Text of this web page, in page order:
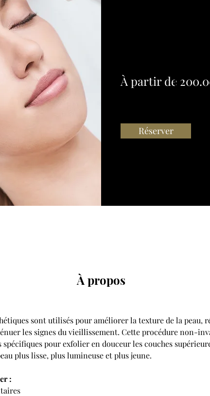
À partir de
Réserver
À propos
sont utilisés pour améliorer la texture de la peau,
les signes du vieillissement. Cette procédure non-
pour exfolier en douceur les couches
plus lisse, plus lumineuse et plus jeune.
: